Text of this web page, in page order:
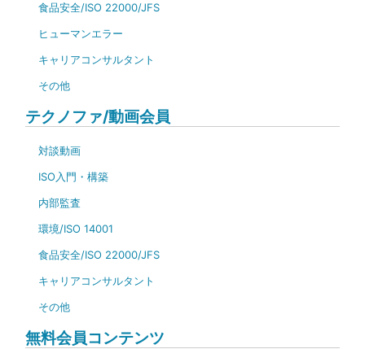
食品安全/ISO 22000/JFS
ヒューマンエラー
キャリアコンサルタント
その他
テクノファ/動画会員
対談動画
ISO入門・構築
内部監査
環境/ISO 14001
食品安全/ISO 22000/JFS
キャリアコンサルタント
その他
無料会員コンテンツ